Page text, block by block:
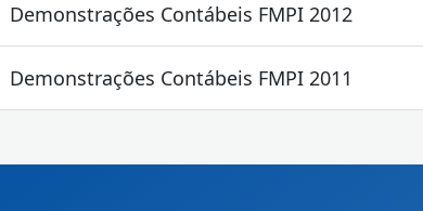
Demonstrações Contábeis FMPI 2012
Demonstrações Contábeis FMPI 2011